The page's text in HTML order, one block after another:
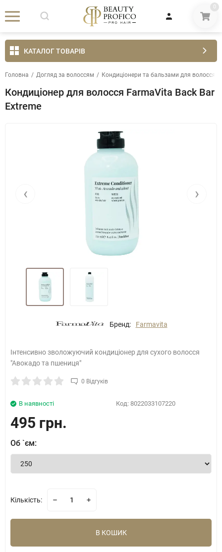
0
КАТАЛОГ ТОВАРІВ
Головна / Догляд за волоссям / Кондиціонери та бальзами для волосся
Кондиціонер для волосся FarmaVita Back Bar
Extreme
‹ ›
Бренд: Farmavita
Інтенсивно зволожуючий кондиціонер для сухого волосся
"Авокадо та пшениця"
0 Відгуків
Код: 8022033107220
В наявності
495 грн.
Об `єм:
Кількість:
В КОШИК